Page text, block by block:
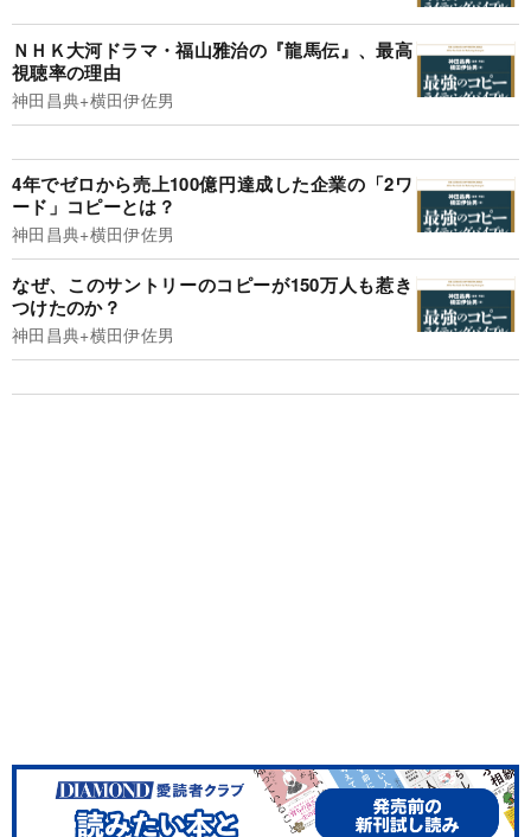
ＮＨＫ大河ドラマ・福山雅治の『龍馬伝』、最高
視聴率の理由
神田昌典+横田伊佐男
4年でゼロから売上100億円達成した企業の「2ワ
ード」コピーとは？
神田昌典+横田伊佐男
なぜ、このサントリーのコピーが150万人も惹き
つけたのか？
神田昌典+横田伊佐男